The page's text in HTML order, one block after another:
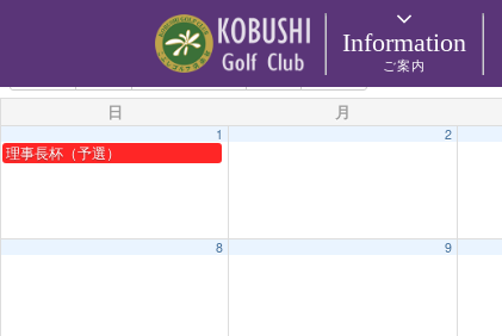
Information
ご案内
6月 2025 7月 2026
日 月
1
理事長杯（予選）
2
8 9